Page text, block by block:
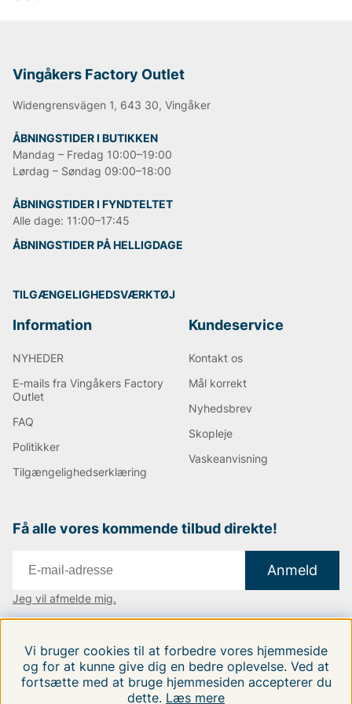
Vingåkers Factory Outlet
Widengrensvägen 1, 643 30, Vingåker
ÅBNINGSTIDER I BUTIKKEN
Mandag – Fredag 10:00–19:00
Lørdag – Søndag 09:00–18:00
ÅBNINGSTIDER I FYNDTELTET
Alle dage: 11:00–17:45
ÅBNINGSTIDER PÅ HELLIGDAGE
TILGÆNGELIGHEDSVÆRKTØJ
Information
NYHEDER
E-mails fra Vingåkers Factory
Outlet
FAQ
Politikker
Tilgængelighedserklæring
Kundeservice
Kontakt os
Mål korrekt
Nyhedsbrev
Skopleje
Vaskeanvisning
Få alle vores kommende tilbud direkte!
Anmeld
Jeg vil afmelde mig.
Følg os på vores sociale medier.
Vi bruger cookies til at forbedre vores hjemmeside
og for at kunne give dig en bedre oplevelse. Ved at
fortsætte med at bruge hjemmesiden accepterer du
dette. Læs mere